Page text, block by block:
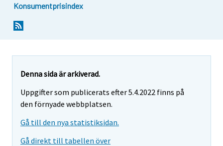
Konsumentprisindex
Denna sida är arkiverad.
Uppgifter som publicerats efter 5.4.2022 finns på
den förnyade webbplatsen.
Gå till den nya statistiksidan.
Gå direkt till tabellen över